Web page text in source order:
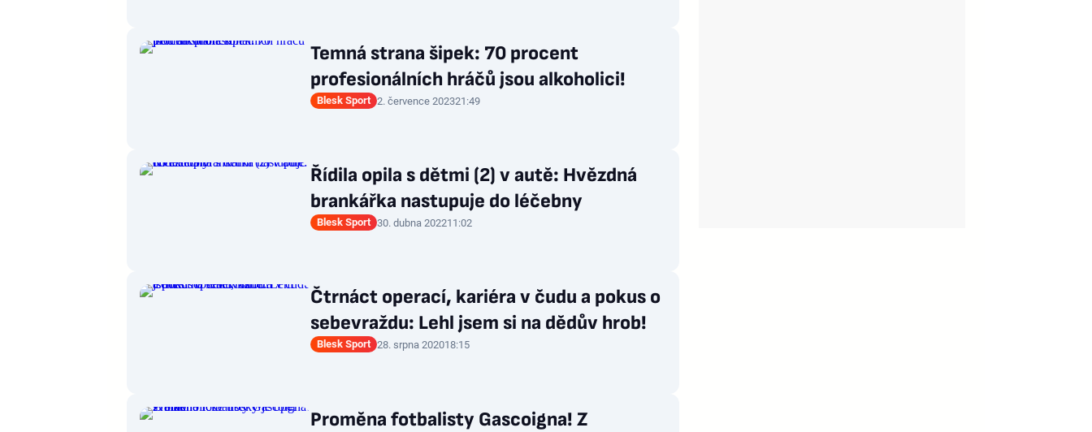
Temná strana šipek: 70 procent
profesionálních hráčů jsou alkoholici!
Blesk Sport 2. července 202321:49
Řídila opila s dětmi (2) v autě: Hvězdná
brankářka nastupuje do léčebny
Blesk Sport 30. dubna 202211:02
Čtrnáct operací, kariéra v čudu a pokus o
sebevraždu: Lehl jsem si na dědův hrob!
Blesk Sport 28. srpna 202018:15
Proměna fotbalisty Gascoigna! Z